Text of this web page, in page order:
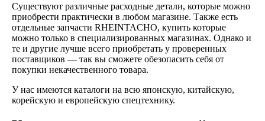
Существуют различные расходные детали, которые можно
приобрести практически в любом магазине. Также есть
отдельные запчасти RHEINTACHO, купить которые
можно только в специализированных магазинах. Однако и
те и другие лучше всего приобретать у проверенных
поставщиков — так вы сможете обезопасить себя от
покупки некачественного товара.
У нас имеются каталоги на всю японскую, китайскую,
корейскую и европейскую спецтехнику.